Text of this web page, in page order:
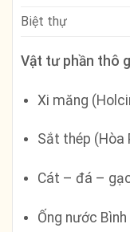
Biệt thự
Vật tư phần thô
Xi măng
Sắt thép (Hòa
Cát – đá –
Ống nước Bình